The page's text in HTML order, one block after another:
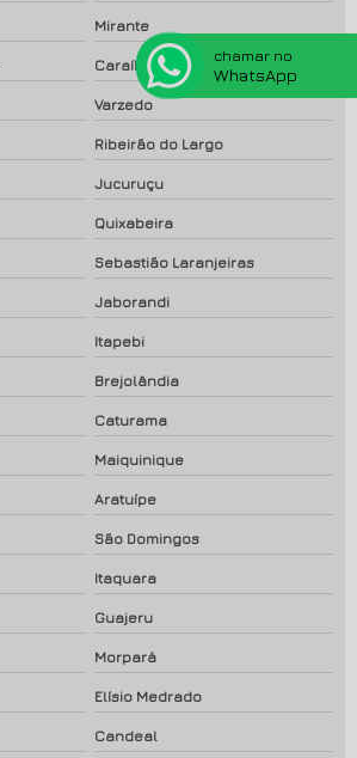
Mirante
Caraíbas
Varzedo
Ribeirão do Largo
Jucuruçu
Quixabeira
Sebastião Laranjeiras
Jaborandi
Itapebi
Brejolândia
Caturama
Maiquinique
Aratuípe
São Domingos
Itaquara
Guajeru
Morpará
Elísio Medrado
Candeal
chamar no
WhatsApp